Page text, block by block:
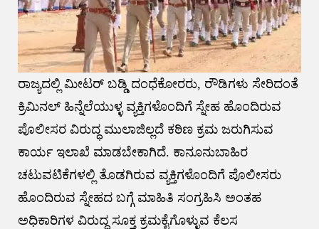
ರಾಜ್ಯದಲ್ಲಿ ಮೀಟರ್ ಬಡ್ಡಿ ದಂಧೆಕೋರರು, ರೌಡಿಗಳು ಸೇರಿದಂತೆ
ಕ್ರಿಮಿನಲ್‌ ಹಿನ್ನೆಲೆಯುಳ್ಳ ವ್ಯಕ್ತಿಗಳೊಂದಿಗೆ ಸ್ನೇಹ ಹೊಂದಿರುವ
ಪೊಲೀಸರ ವಿರುದ್ಧ ಮುಲಾಜಿಲ್ಲದೆ ಕಠಿಣ ಕ್ರಮ ಜರುಗಿಸುವ
ಕಾರ್ಯ ಇಲಾಖೆ ಮಾಡಬೇಕಾಗಿದೆ. ಕಾನೂನುಬಾಹಿರ
ಚಟುವಟಿಕೆಗಳಲ್ಲಿ ತೊಡಗಿರುವ ವ್ಯಕ್ತಿಗಳೊಂದಿಗೆ ಪೊಲೀಸರು
ಹೊಂದಿರುವ ಸ್ನೇಹದ ಬಗ್ಗೆ ಮಾಹಿತಿ ಸಂಗ್ರಹಿಸಿ ಅಂತಹ
ಅಧಿಕಾರಿಗಳ ವಿರುದ್ದ ಸೂಕ್ತ ಕ್ರಮಕೈಗೊಳ್ಳುವ ಕೆಲಸ